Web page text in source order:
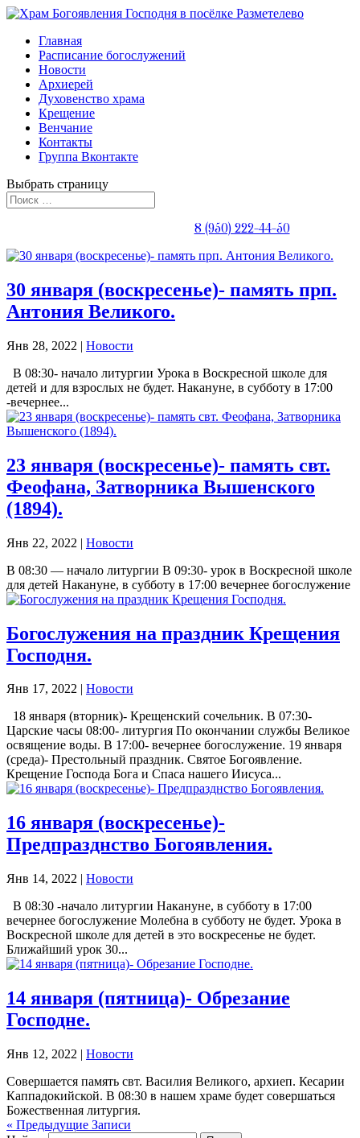
Главная
Расписание богослужений
Новости
Архиерей
Духовенство храма
Крещение
Венчание
Контакты
Группа Вконтакте
Выбрать страницу
8 (950) 222-44-50
30 января (воскресенье)- память прп.
Антония Великого.
Янв 28, 2022 | Новости
В 08:30- начало литургии Урока в Воскресной школе для
детей и для взрослых не будет. Накануне, в субботу в 17:00
-вечернее...
23 января (воскресенье)- память свт.
Феофана, Затворника Вышенского
(1894).
Янв 22, 2022 | Новости
В 08:30 — начало литургии В 09:30- урок в Воскресной школе
для детей Накануне, в субботу в 17:00 вечернее богослужение
Богослужения на праздник Крещения
Господня.
Янв 17, 2022 | Новости
18 января (вторник)- Крещенский сочельник. В 07:30-
Царские часы 08:00- литургия По окончании службы Великое
освящение воды. В 17:00- вечернее богослужение. 19 января
(среда)- Престольный праздник. Святое Богоявление.
Крещение Господа Бога и Спаса нашего Иисуса...
16 января (воскресенье)-
Предпразднство Богоявления.
Янв 14, 2022 | Новости
В 08:30 -начало литургии Накануне, в субботу в 17:00
вечернее богослужение Молебна в субботу не будет. Урока в
Воскресной школе для детей в это воскресенье не будет.
Ближайший урок 30...
14 января (пятница)- Обрезание
Господне.
Янв 12, 2022 | Новости
Совершается память свт. Василия Великого, архиеп. Кесарии
Каппадокийской. В 08:30 в нашем храме будет совершаться
Божественная литургия.
« Предыдущие Записи